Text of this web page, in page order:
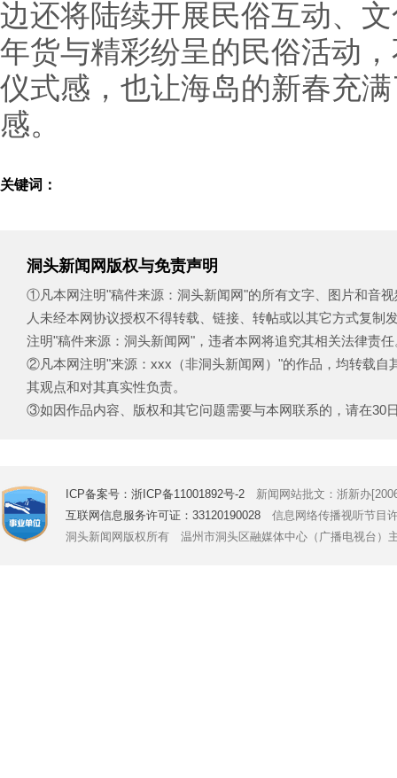
边还将陆续开展民俗互动、
年货与精彩纷呈的民俗活动
仪式感，也让海岛的新春充
感。
关键词：
洞头新闻网版权与免责声明
①凡本网注明"稿件来源：洞头新闻网"的所有文字、图片和音
人未经本网协议授权不得转载、链接、转帖或以其它方式复
注明"稿件来源：洞头新闻网"，违者本网将追究其相关法律责任
②凡本网注明"来源：xxx（非洞头新闻网）"的作品，均转载自
其观点和对其真实性负责。
③如因作品内容、版权和其它问题需要与本网联系的，请在30
ICP备案号：浙ICP备11001892号-2 新闻网站批文：浙新办
互联网信息服务许可证：33120190028 信息网络传播视听节目
洞头新闻网版权所有 温州市洞头区融媒体中心（广播电视台）